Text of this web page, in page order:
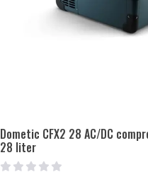
Dometic CFX2 28 AC/DC
28 liter